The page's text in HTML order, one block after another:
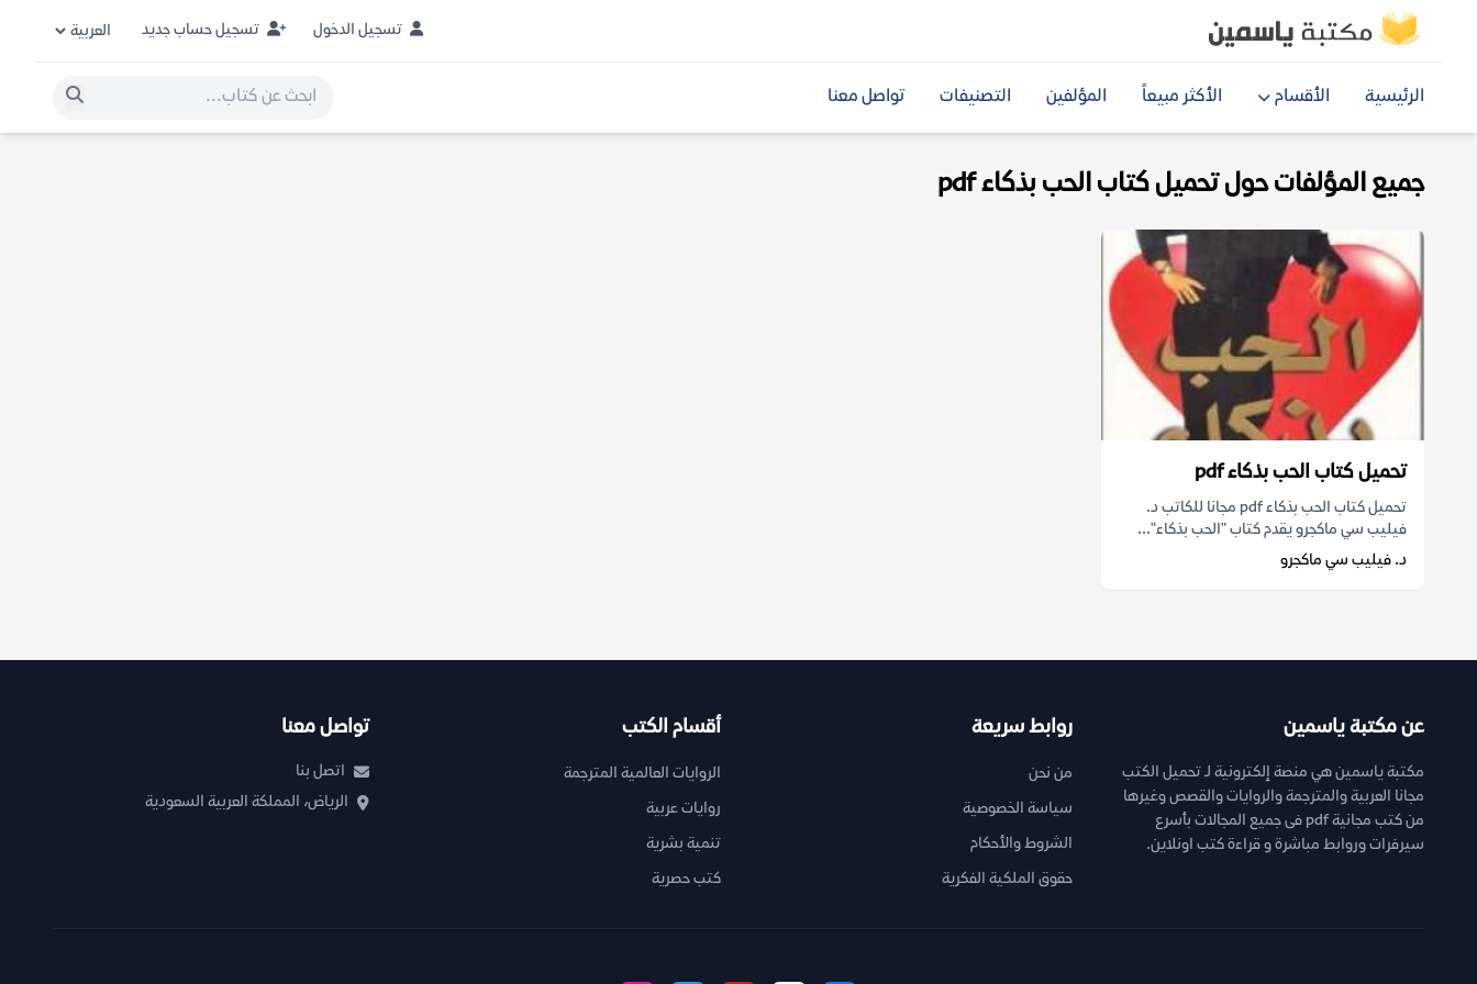
تسجيل الدخول تسجيل حساب جديد
الرئيسية الأقسام الأكثر مبيعاً المؤلفين التصنيفات تواصل معنا
جميع المؤلفات حول تحميل كتاب الحب بذكاء pdf
تحميل كتاب الحب بذكاء pdf
تحميل كتاب الحب بذكاء pdf مجانا للكاتب د.
فيليب سي ماكجرو يقدم كتاب "الحب بذكاء"...
د. فيليب سي ماكجرو
عن مكتبة ياسمين
مكتبة ياسمين هي منصة إلكترونية لـ تحميل الكتب
مجانا العربية والمترجمة والروايات والقصص وغيرها
من كتب مجانية pdf فى جميع المجالات بأسرع
سيرفرات وروابط مباشرة و قراءة كتب اونلاين.
روابط سريعة
من نحن
سياسة الخصوصية
الشروط والأحكام
حقوق الملكية الفكرية
أقسام الكتب
الروايات العالمية المترجمة
روايات عربية
تنمية بشرية
كتب حصرية
تواصل معنا
اتصل بنا
الرياض، المملكة العربية السعودية